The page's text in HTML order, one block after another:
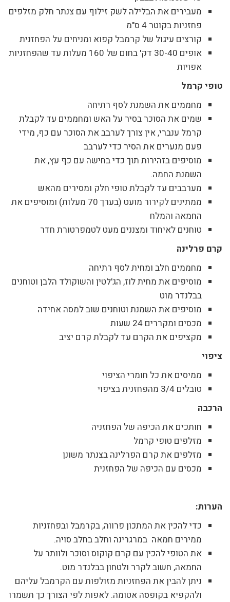
מעבירים את הבלילה לשק זילוף עם צנתר חלק מזלפים
פחזניות בקוטר 4 ס"מ
קורצים עיגול של קרמבל קפוא ומניחים על הפחזנית
אופים 30-40 דק' בחום של 160 מעלות עד שהפחזניות
אפויות
טופי קרמל
מחממים את השמנת לסף רתיחה
שמים את הסוכר בסיר על האש ומחממים עד לקבלת
קרמל ענברי, אין צורך לערבב את הסוכר עם כף, מידי
פעם מנערים את הסיר כדי לערבב
מוסיפים בזהירות תוך כדי בחישה עם כף עץ, את
השמנת החמה.
מערבבים עד לקבלת טופי חלק ומסירים מהאש
ממתינים לקירור מועט (בערך 70 מעלות) ומוסיפים את
החמאה והמלח
טוחנים לאיחוד ומצננים מעט לטמפרטורת חדר
קרם פרלינה
מחממים חלב ומחית לסף רתיחה
מוסיפים את מחית לוז, הג'לטין והשוקולד הלבן וטוחנים
בבלנדר מוט
מוסיפים את השמנת וטוחנים שוב למסה אחידה
מכסים ומקררים 24 שעות
מקציפים את הקרם עד לקבלת קרם יציב
ציפוי
ממיסים את כל חומרי הציפוי
טובלים 3/4 מהפחזנית בציפוי
הרכבה
חותכים את הכיפה של הפחזניה
מזלפים טופי קרמל
מזלפים את קרם הפרלינה בצנתר משונן
מכסים עם הכיפה של הפחזנית
הערות:
כדי להכין את המתכון פרווה, בקרמבל ובפחזניות
ממירים חמאה במרגרינה וחלב בחלב סויה.
את הטופי להכין עם קרם קוקוס וסוכר ולוותר על
החמאה, חשוב לקרר ולטחון בבלנדר מוט.
ניתן להבין את הפחזניות מזולפות עם הקרמבל עליהם
ולהקפיא בקופסה אטומה. לאפות לפי הצורך כך תשמרו